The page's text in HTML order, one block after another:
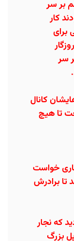
بر سر
کار
سر
کانال
تا هیچ
خواست
برادرش
که نجار
بزرگ